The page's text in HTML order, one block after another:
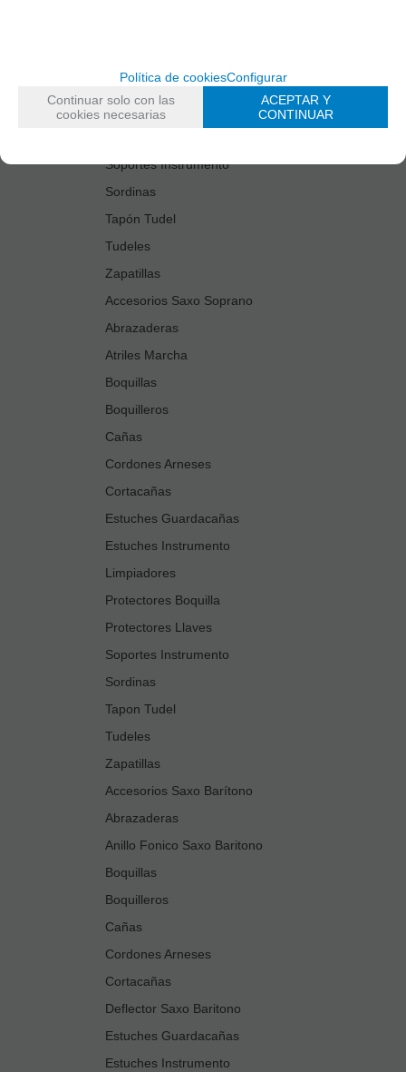
Limpiadores
Protectores Boquilla
Soportes Instrumento
Sordinas
Tapón Tudel
Tudeles
Zapatillas
Accesorios Saxo Soprano
Abrazaderas
Atriles Marcha
Boquillas
Boquilleros
Cañas
Cordones Arneses
Cortacañas
Estuches Guardacañas
Estuches Instrumento
Limpiadores
Protectores Boquilla
Protectores Llaves
Soportes Instrumento
Sordinas
Tapon Tudel
Tudeles
Zapatillas
Accesorios Saxo Barítono
Abrazaderas
Anillo Fonico Saxo Baritono
Boquillas
Boquilleros
Cañas
Cordones Arneses
Cortacañas
Deflector Saxo Baritono
Estuches Guardacañas
Estuches Instrumento
Política de cookiesConfigurar
Continuar solo con las
cookies necesarias
ACEPTAR Y
CONTINUAR